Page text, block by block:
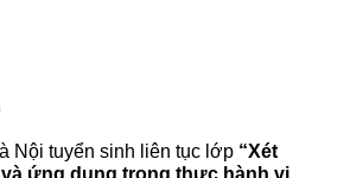
Nội tuyển sinh liên tục lớp “Xét
ứng dụng trong thực hành vi